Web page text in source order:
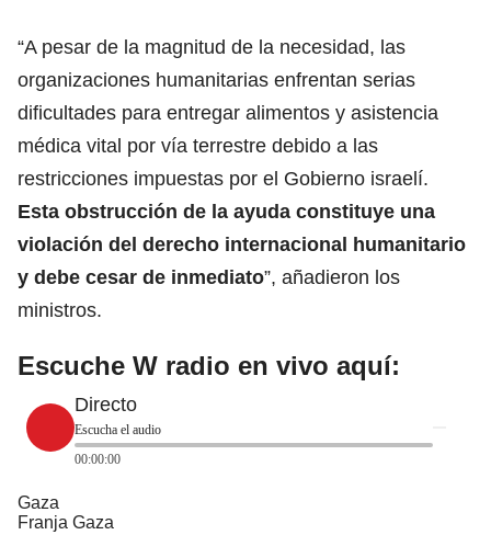
“A pesar de la magnitud de la necesidad, las
organizaciones humanitarias enfrentan serias
dificultades para entregar alimentos y asistencia
médica vital por vía terrestre debido a las
restricciones impuestas por el Gobierno israelí.
Esta obstrucción de la ayuda constituye una
violación del derecho internacional humanitario
y debe cesar de inmediato”, añadieron los
ministros.
Escuche W radio en vivo aquí:
Directo
Escucha el audio
00:00:00
Gaza
Franja Gaza